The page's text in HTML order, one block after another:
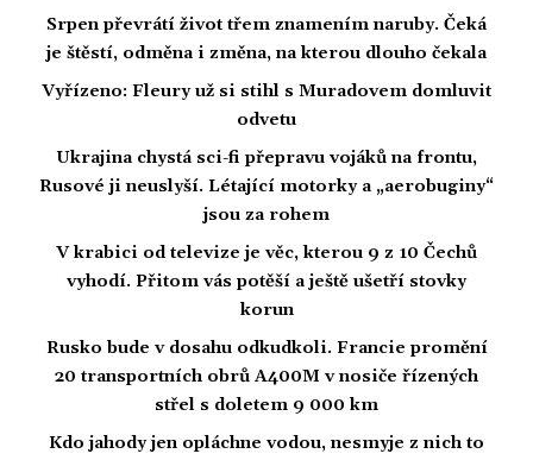
Srpen převrátí život třem znamením naruby. Čeká
je štěstí, odměna i změna, na kterou dlouho čekala
Vyřízeno: Fleury už si stihl s Muradovem domluvit
odvetu
Ukrajina chystá sci-fi přepravu vojáků na frontu,
Rusové ji neuslyší. Létající motorky a „aerobuginy“
jsou za rohem
V krabici od televize je věc, kterou 9 z 10 Čechů
vyhodí. Přitom vás potěší a ještě ušetří stovky
korun
Rusko bude v dosahu odkudkoli. Francie promění
20 transportních obrů A400M v nosiče řízených
střel s doletem 9 000 km
Kdo jahody jen opláchne vodou, nesmyje z nich to